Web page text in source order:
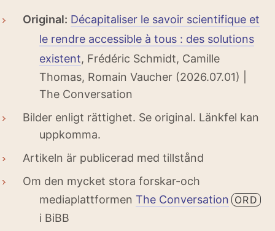
Original: Décapitaliser le savoir scientifique et
le rendre accessible à tous : des solutions
existent, Frédéric Schmidt, Camille
Thomas, Romain Vaucher (2026.07.01) |
The Conversation
Bilder enligt rättighet. Se original. Länkfel kan
uppkomma.
Artikeln är publicerad med tillstånd
Om den mycket stora forskar-och
mediaplattformen The Conversation ORD
i BiBB